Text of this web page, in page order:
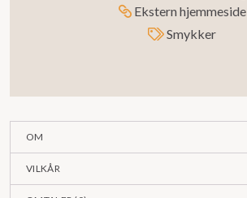
Ekstern hjemmeside
Smykker
OM
VILKÅR